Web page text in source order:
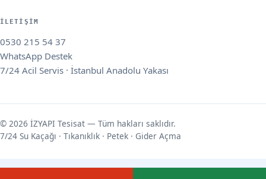
İLETIŞIM
0530 215 54 37
WhatsApp Destek
7/24 Acil Servis · İstanbul Anadolu Yakası
© 2026 İZYAPI Tesisat — Tüm hakları saklıdır.
7/24 Su Kaçağı · Tıkanıklık · Petek · Gider Açma